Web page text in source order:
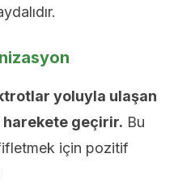
yoluyla ulaşan
harekete geçirir. Bu
için pozitif